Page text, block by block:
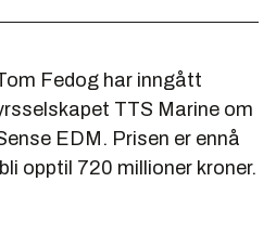
Fedog har inngått
TTS Marine om
EDM. Prisen er ennå
opptil 720 millioner kroner.